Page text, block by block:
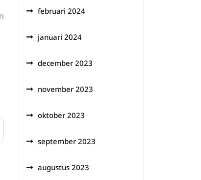
februari 2024
januari 2024
december 2023
november 2023
oktober 2023
september 2023
augustus 2023